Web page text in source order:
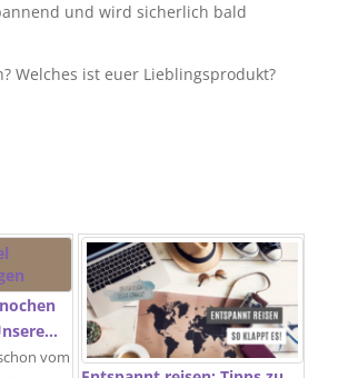
und wird sicherlich bald
Welches ist euer Lieblingsprodukt?
vom